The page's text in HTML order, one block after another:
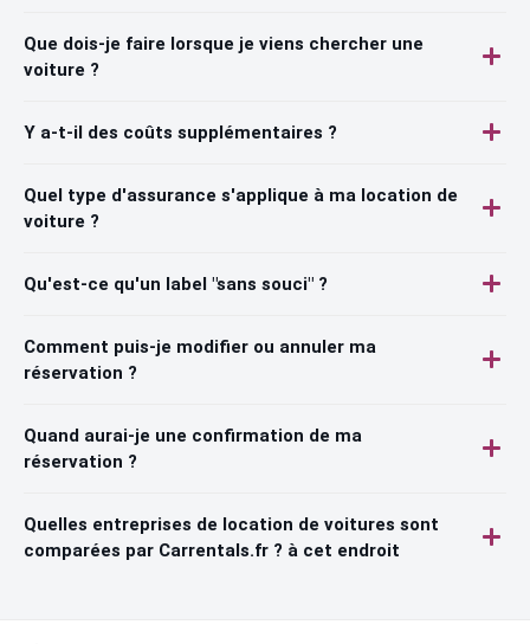
Que dois-je faire lorsque je viens chercher une
voiture ?
Y a-t-il des coûts supplémentaires ?
Quel type d'assurance s'applique à ma location de
voiture ?
Qu'est-ce qu'un label "sans souci" ?
Comment puis-je modifier ou annuler ma
réservation ?
Quand aurai-je une confirmation de ma
réservation ?
Quelles entreprises de location de voitures sont
comparées par Carrentals.fr ? à cet endroit